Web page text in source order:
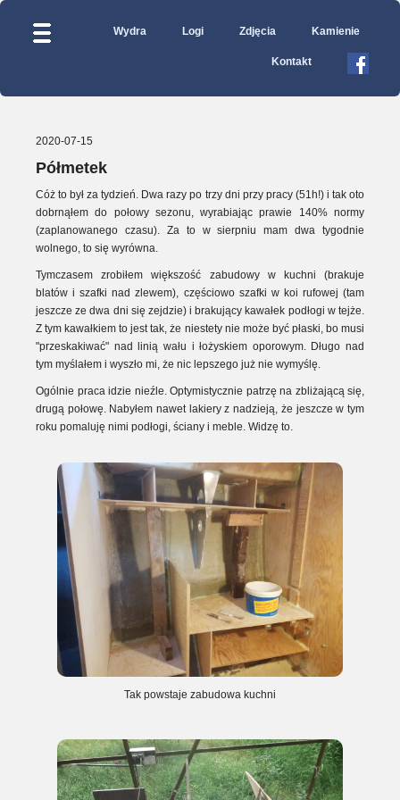
Wydra Logi Zdjęcia Kamienie
Kontakt
2020-07-15
Półmetek
Cóż to był za tydzień. Dwa razy po trzy dni przy pracy (51h!) i tak oto
dobrnąłem do połowy sezonu, wyrabiając prawie 140% normy
(zaplanowanego czasu). Za to w sierpniu mam dwa tygodnie
wolnego, to się wyrówna.
Tymczasem zrobiłem większość zabudowy w kuchni (brakuje
blatów i szafki nad zlewem), częściowo szafki w koi rufowej (tam
jeszcze ze dwa dni się zejdzie) i brakujący kawałek podłogi w tejże.
Z tym kawałkiem to jest tak, że niestety nie może być płaski, bo musi
"przeskakiwać" nad linią wału i łożyskiem oporowym. Długo nad
tym myślałem i wyszło mi, że nic lepszego już nie wymyślę.
Ogólnie praca idzie nieźle. Optymistycznie patrzę na zbliżającą się,
drugą połowę. Nabyłem nawet lakiery z nadzieją, że jeszcze w tym
roku pomaluję nimi podłogi, ściany i meble. Widzę to.
Tak powstaje zabudowa kuchni